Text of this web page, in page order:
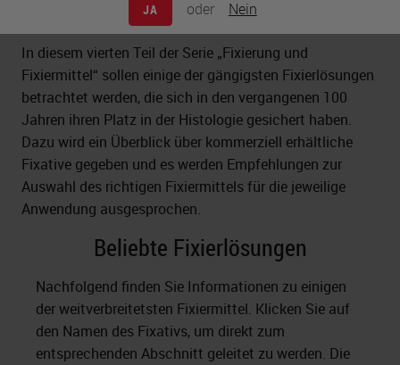
JA oder Nein
In diesem vierten Teil der Serie „Fixierung und
Fixiermittel“ sollen einige der gängigsten Fixierlösungen
betrachtet werden, die sich in den vergangenen 100
Jahren ihren Platz in der Histologie gesichert haben.
Dazu wird ein Überblick über kommerziell erhältliche
Fixative gegeben und es werden Empfehlungen zur
Auswahl des richtigen Fixiermittels für die jeweilige
Anwendung ausgesprochen.
Beliebte Fixierlösungen
Nachfolgend finden Sie Informationen zu einigen
der weitverbreitetsten Fixiermittel. Klicken Sie auf
den Namen des Fixativs, um direkt zum
entsprechenden Abschnitt geleitet zu werden. Die